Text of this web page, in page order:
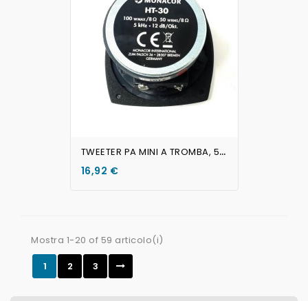
T
WEETER PA MINI A TROMBA, 50 W, 8 OHM
16,92 €
Mostra 1-20 of 59 articolo(i)
1
2 3